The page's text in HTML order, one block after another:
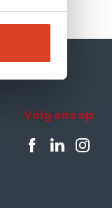
Volg ons op: